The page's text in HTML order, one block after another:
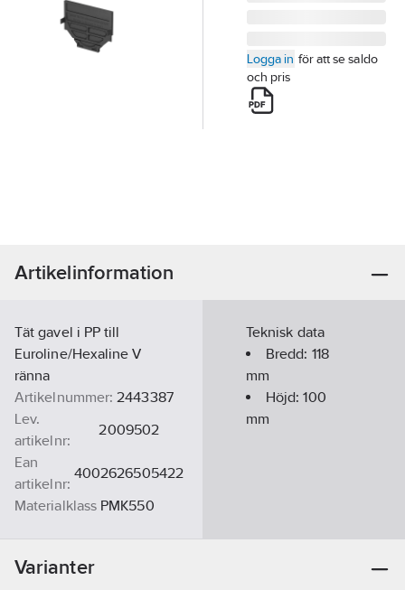
Logga in för att se saldo
och pris
Artikelinformation
Tät gavel i PP till
Euroline/Hexaline V
ränna
Artikelnummer: 2443387
Lev.
artikelnr:
2009502
Ean
artikelnr:
4002626505422
Materialklass PMK550
Teknisk data
Bredd: 118
mm
Höjd:100
mm
Varianter